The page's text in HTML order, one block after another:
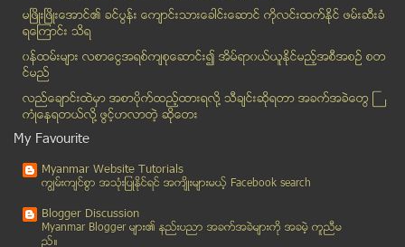
စူပါမားကစ္မွာတင္ေရာင္းတဲ႔ ကိတ္ထဲမွာ ႂကြက္ေသေတြ႔႐ွိ
ဗီယက္နမ္တို႔၏ ပထမဦးဆံုးေရငုပ္သေဘၤာ
ေက်ာက္ျဖဴ အထူး စီးပြားေရးဇုန္ ေဖာ္ေဆာင္ေရး ဒုတိယ အ...
လူမည္းျဖစ္ေနျခင္းေၾကာင့္ အဂၤလန္ အသင္းေခါင္းေဆာင္ရာ...
အသံဖမ္းတဲ့ေဆာ့၀ဲ(အရမ္းေကာင္းတာက အခ်ိန္ဇယားနဲ ့ ဖမ္...
First Eleven မွ ေပးအပ္သည့္ ျမန္မာ့အေကာင္းဆံုး ေဘာလ...
အေမ့ ေမတၱာ
မၿဖိဳးၿဖိဳးေအာင္၏ ခင္ပြန္း ေက်ာင္းသားေခါင္းေဆာင္ ကိုလင္းထက္ႏိုင္ ဖမ္းဆီးခံ
ရေၾကာင္း သိရ
၀န္ထမ္းမ်ား လစာေငြအရစ္က်စုေဆာင္း၍ အိမ္ရာ၀ယ္ယူႏုိင္မည့္အစီအစဥ္ စတ
င္မည္
လည္ေခ်ာင္းထဲမွာ အစာပိုက္ထည့္ထားရလုိ႔ သီခ်င္းဆုိရတာ အခက္အခဲေတြ ႀ
ကံဳေနရတယ္လို႔ ဖြင့္ဟလာတဲ့ ဆုိေတး
My Favourite
Myanmar Website Tutorials
ကၽြမ္းက်င္စြာ အသုံးျပဳႏုိင္ရင္ အက်ိဳးမ်ားမယ့္ Facebook search
Blogger Discussion
Myanmar Blogger မ်ား၏ နည္းပညာ အခက္အခဲမ်ားကုိ အခမဲ့ ကူညီမ
ည္။